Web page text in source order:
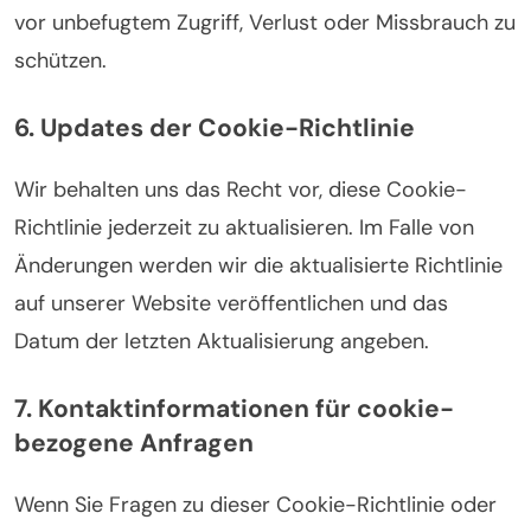
vor unbefugtem Zugriff, Verlust oder Missbrauch zu
schützen.
6. Updates der Cookie-Richtlinie
Wir behalten uns das Recht vor, diese Cookie-
Richtlinie jederzeit zu aktualisieren. Im Falle von
Änderungen werden wir die aktualisierte Richtlinie
auf unserer Website veröffentlichen und das
Datum der letzten Aktualisierung angeben.
7. Kontaktinformationen für cookie-
bezogene Anfragen
Wenn Sie Fragen zu dieser Cookie-Richtlinie oder